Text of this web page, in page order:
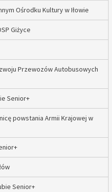
Ośrodku Kultury w Iłowie
Giżyce
Przewozów Autobusowych
Senior+
powstania Armii Krajowej w
Senior+